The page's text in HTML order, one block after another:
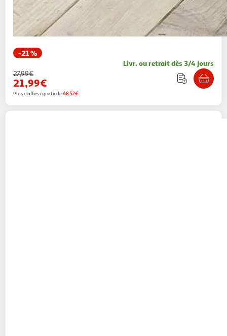
-21 %
Livr. ou retrait dès 3/4 jours
27,99€
21,99€
Plus d'offres à partir de48.52€